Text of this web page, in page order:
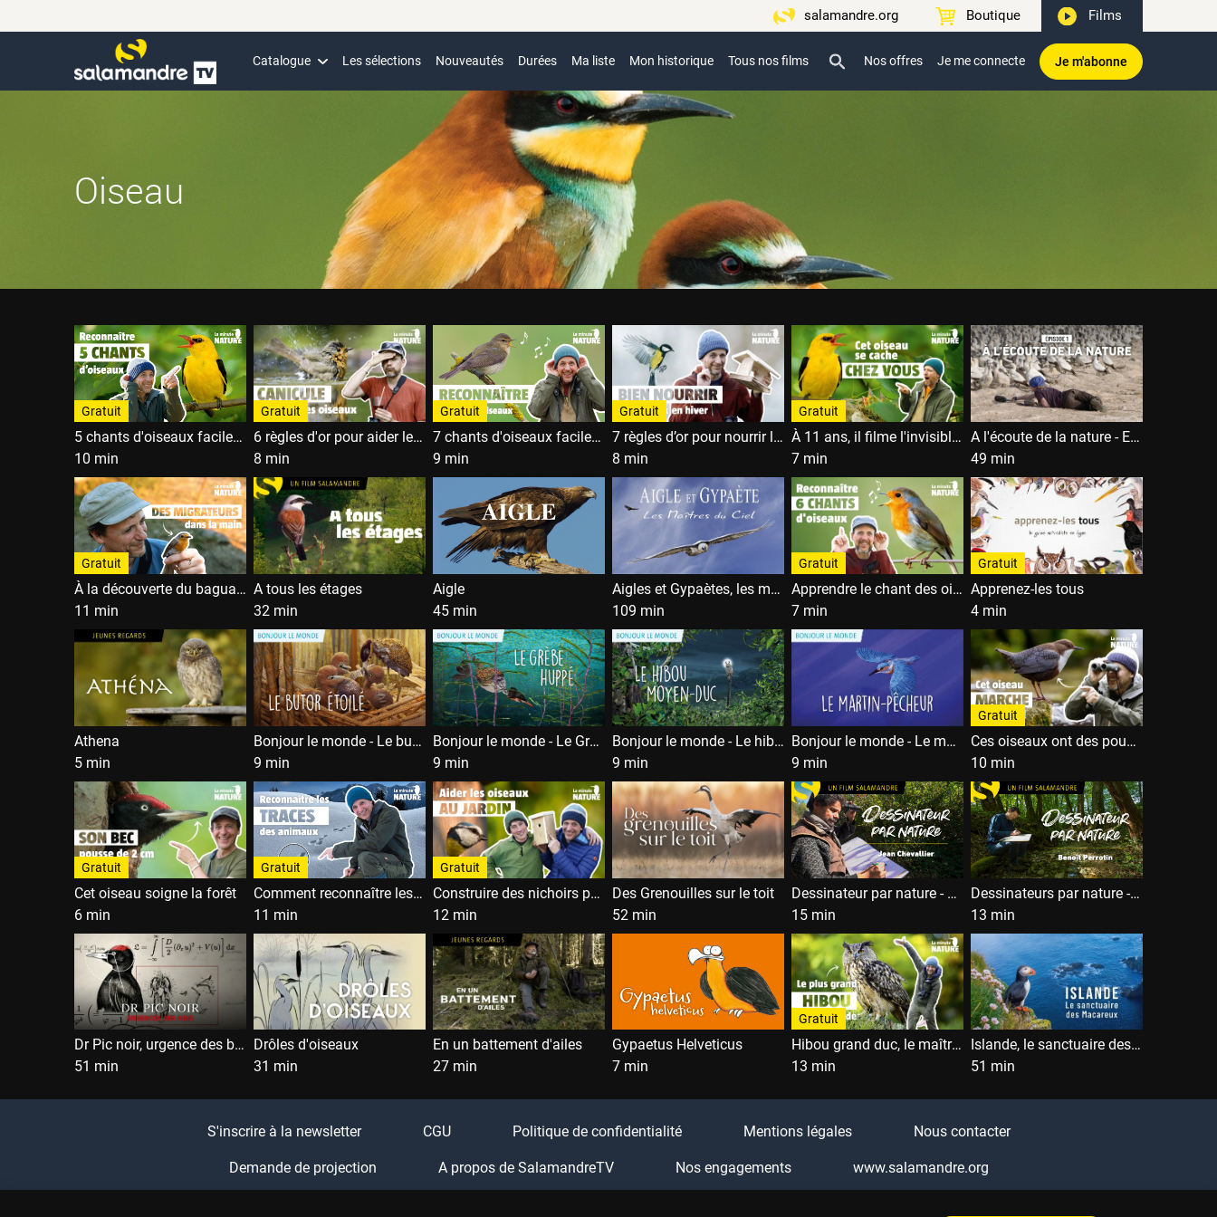
salamandre.org Boutique Films
Catalogue Les sélections Nouveautés Durées Ma liste Mon historique Tous nos films Nos offres Je me connecte Je m'abonne
Oiseau
Gratuit
5 chants d'oiseaux faciles à reconnaître
10 min
Gratuit
6 règles d'or pour aider les oiseaux en été
8 min
Gratuit
7 chants d'oiseaux faciles à reconnaître
9 min
Gratuit
7 règles d’or pour nourrir les oiseaux en hiver
8 min
Gratuit
À 11 ans, il filme l'invisible loriot !
7 min
A l'écoute de la nature - Episode 1
49 min
Gratuit
À la découverte du baguage des oiseaux migrateurs
11 min
A tous les étages
32 min
Aigle
45 min
Aigles et Gypaètes, les maîtres du ciel
109 min
Gratuit
Apprendre le chant des oiseaux (Rougegorge, Chardonneret, Hirondelle...)
7 min
Gratuit
Apprenez-les tous
4 min
Athena
5 min
Bonjour le monde - Le butor
9 min
Bonjour le monde - Le Grèbe huppé
9 min
Bonjour le monde - Le hibou moyen-duc
9 min
Bonjour le monde - Le martin-pêcheur
9 min
Gratuit
Ces oiseaux ont des pouvoirs extraordinaires !
10 min
Gratuit
Cet oiseau soigne la forêt
6 min
Gratuit
Comment reconnaître les traces des animaux ?
11 min
Gratuit
Construire des nichoirs pour oiseaux facilement !
12 min
Des Grenouilles sur le toit
52 min
Dessinateur par nature - Jean Chevallier
15 min
Dessinateurs par nature - Benoit Perrotin
13 min
Dr Pic noir, urgence des bois
51 min
Drôles d'oiseaux
31 min
En un battement d'ailes
27 min
Gypaetus Helveticus
7 min
Gratuit
Hibou grand duc, le maître de la nuit
13 min
Islande, le sanctuaire des macareux
51 min
S'inscrire à la newsletter CGU Politique de confidentialité Mentions légales Nous contacter
Demande de projection A propos de SalamandreTV Nos engagements www.salamandre.org